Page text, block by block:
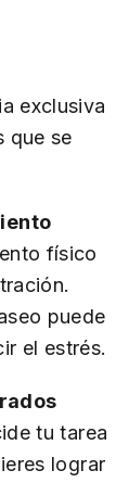
exclusiva
que se
físico
puede
el estrés.
tu tarea
lograr